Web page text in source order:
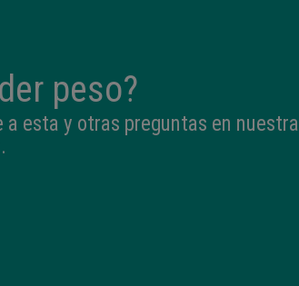
peso?
a esta y otras preguntas en nuestra
.